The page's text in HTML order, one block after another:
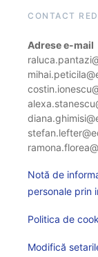
CONTACT
Adrese e-mail
Notă de
personale prin
Politica de
Modifică